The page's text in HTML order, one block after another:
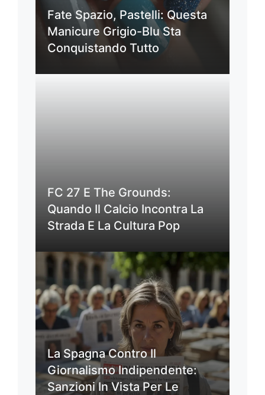
Fate Spazio, Pastelli: Questa
Manicure Grigio-Blu Sta
Conquistando Tutto
FC 27 E The Grounds:
Quando Il Calcio Incontra La
Strada E La Cultura Pop
La Spagna Contro Il
Giornalismo Indipendente:
Sanzioni In Vista Per Le